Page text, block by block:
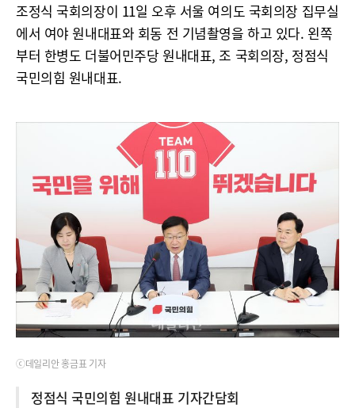
조정식 국회의장이 11일 오후 서울 여의도 국회의장 집무실
에서 여야 원내대표와 회동 전 기념촬영을 하고 있다. 왼쪽
부터 한병도 더불어민주당 원내대표, 조 국회의장, 정점식
국민의힘 원내대표.
ⓒ데일리안 홍금표 기자
정점식 국민의힘 원내대표 기자간담회